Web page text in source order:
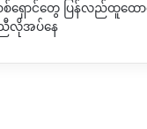
စ်ရှောင်တွေ ပြန်လည်ထူထော
အပ်နေ